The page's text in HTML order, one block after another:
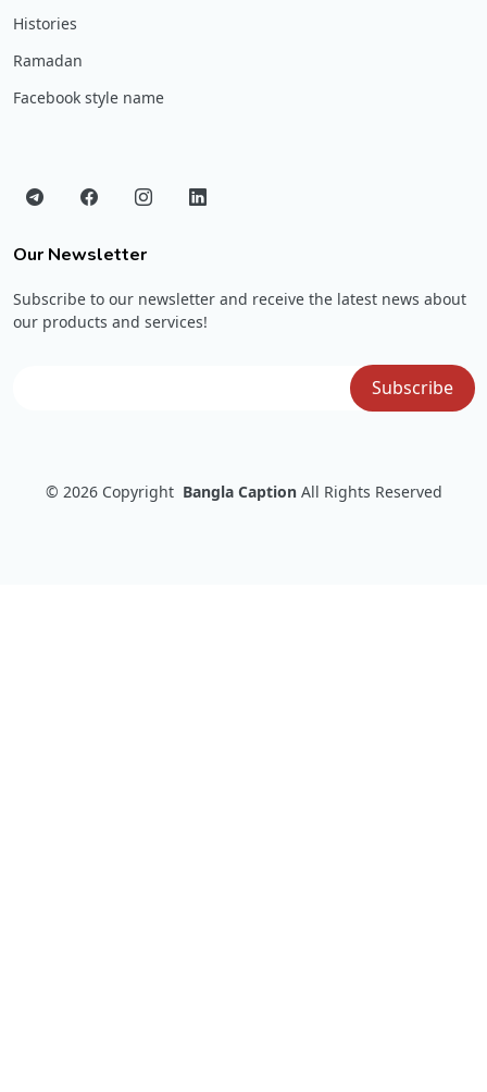
Histories
Ramadan
Facebook style name
Our Newsletter
Subscribe to our newsletter and receive the latest news about
our products and services!
© 2026 Copyright Bangla Caption All Rights Reserved